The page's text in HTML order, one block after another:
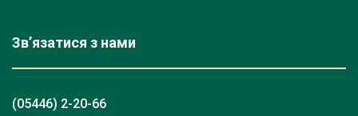
Зв’язатися з нами
(05446) 2-20-66